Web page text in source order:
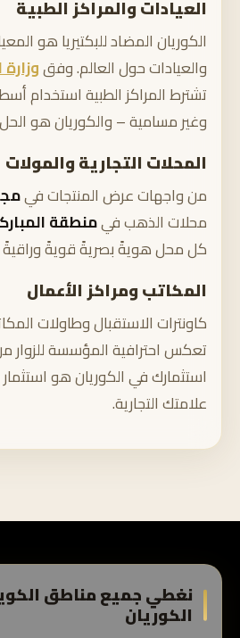
العيادات والمراكز الطبية
الكوريان المضاد للبكتيريا هو
والعيادات حول العالم. وفق
تشترط المراكز الطبية استخدام
وغير مسامية – والكوريان هو الحل
المحلات التجارية والمولات
من واجهات عرض المنتجات في
محلات الذهب فيمنطقة
كل محل هويةً بصريةً قويةً
المكاتب ومراكز الأعمال
كاونترات الاستقبال وطاولات
تعكس احترافية المؤسسة للزوار
استثمارك في الكوريان هو
علامتك التجارية.
نغطي جميع مناطق
الكوريان